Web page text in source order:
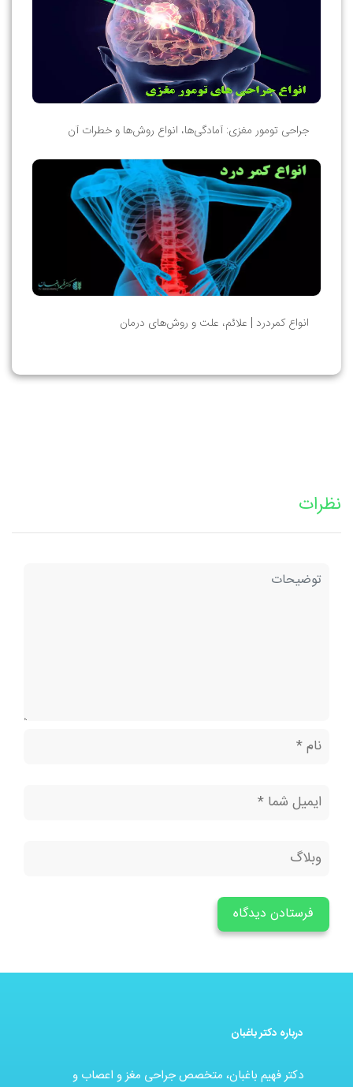
جراحی تومور مغزی: آمادگی‌ها، انواع روش‌ها و خطرات آن
انواع کمردرد | علائم، علت و روش‌های درمان
نظرات
درباره دکتر باغبان
دکتر فهیم باغبان، متخصص جراحی مغز و اعصاب و